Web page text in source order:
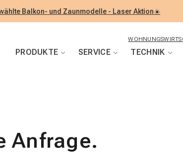
Balkon- und Zaunmodelle - Laser Aktion☀️
PRODUKTE SERVICE TECHNIK
Anfrage.